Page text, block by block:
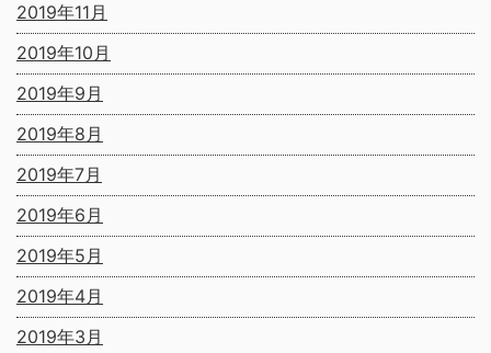
2019年11月
2019年10月
2019年9月
2019年8月
2019年7月
2019年6月
2019年5月
2019年4月
2019年3月